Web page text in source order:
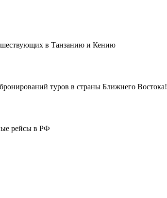
в Танзанию и Кению
туров в страны Ближнего Востока!
рейсы в РФ